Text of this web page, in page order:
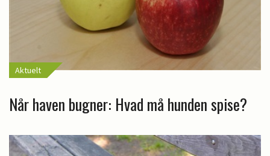
Aktuelt
Når haven bugner: Hvad må hunden spise?